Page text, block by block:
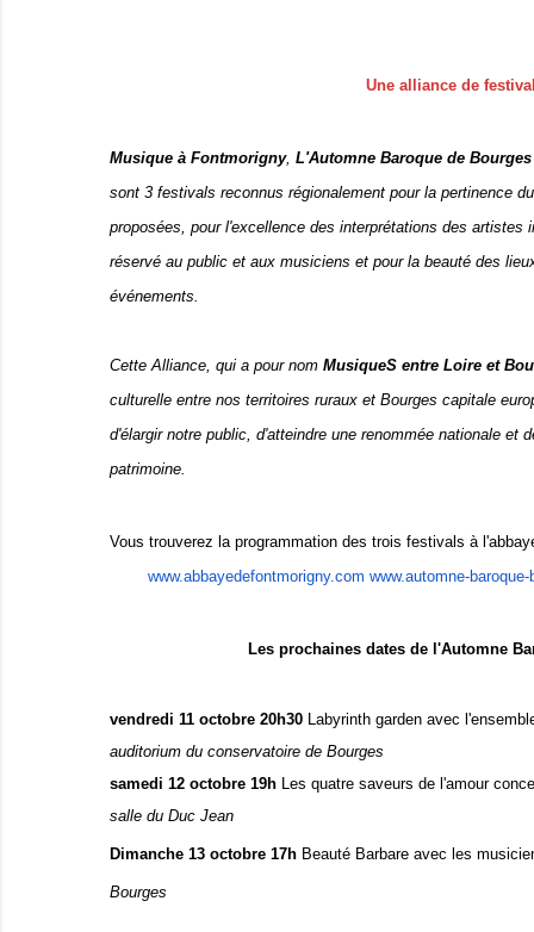
Une alliance de
Musique à Fontmorigny, L'Automne Baroque de Bourges
sont 3 festivals reconnus régionalement pour la pertinence
proposées, pour l'excellence des interprétations des
réservé au public et aux musiciens et pour la beauté des
événements.
Cette Alliance, qui a pour nom MusiqueS entre Loire et
culturelle entre nos territoires ruraux et Bourges capitale
d'élargir notre public, d'atteindre une renommée nationale et
patrimoine.
Vous trouverez la programmation des trois festivals à
www.abbayedefontmorigny.com www.automne-
Les prochaines dates de l'Automne
vendredi 11 octobre 20h30 Labyrinth garden avec
auditorium du conservatoire de Bourges
samedi 12 octobre 19h Les quatre saveurs de l'amour
salle du Duc Jean
Dimanche 13 octobre 17h Beauté Barbare avec les
Bourges